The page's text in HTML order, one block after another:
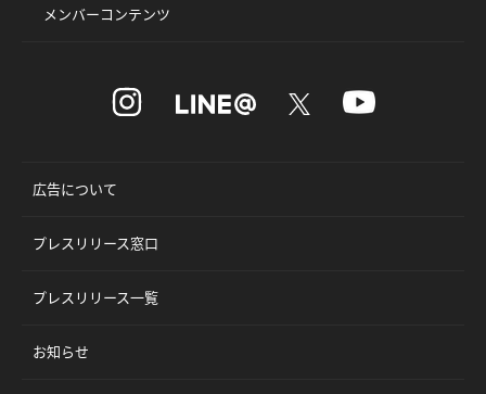
メンバーコンテンツ
広告について
プレスリリース窓口
プレスリリース一覧
お知らせ